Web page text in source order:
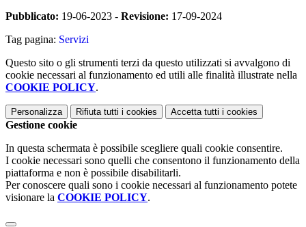
Pubblicato: 19-06-2023 - Revisione: 17-09-2024
Tag pagina: Servizi
Questo sito o gli strumenti terzi da questo utilizzati si avvalgono di
cookie necessari al funzionamento ed utili alle finalità illustrate nella
COOKIE POLICY.
Personalizza Rifiuta tutti i cookies Accetta tutti i cookies
Gestione cookie
In questa schermata è possibile scegliere quali cookie consentire.
I cookie necessari sono quelli che consentono il funzionamento della
piattaforma e non è possibile disabilitarli.
Per conoscere quali sono i cookie necessari al funzionamento potete
visionare la COOKIE POLICY.